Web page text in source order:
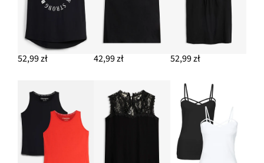
DODAJ DO KOSZYKA
52,99 zł 42,99 zł 52,99 zł